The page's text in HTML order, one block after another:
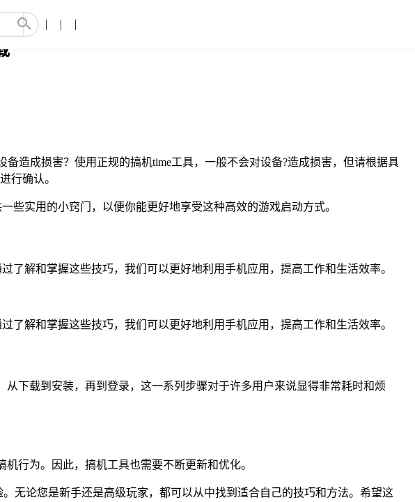
造成损害？使用正规的搞机time工具，一般不会对设备?造成损害，但请根据具
行确认。
些实用的小窍门，以便你能更好地享受这种高效的游戏启动方式。
了解和掌握这些技巧，我们可以更好地利用手机应用，提高工作和生活效率。
了解和掌握这些技巧，我们可以更好地利用手机应用，提高工作和生活效率。
下载到安装，再到登录，这一系列步骤对于许多用户来说显得非常耗时和烦
行为。因此，搞机工具也需要不断更新和优化。
无论您是新手还是高级玩家，都可以从中找到适合自己的技巧和方法。希望这